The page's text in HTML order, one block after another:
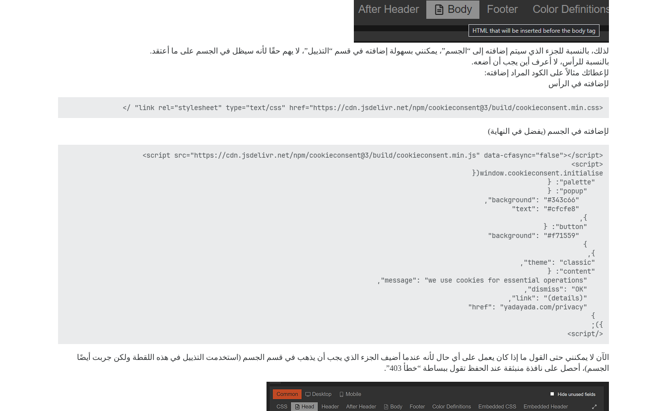
لذلك، بالنسبة للجزء الذي سيتم إضافته إلى “الجسم”، يمكنني بسهولة إضافته في قسم “التذييل”، لا يهم حقًا لأنه سيظل في الجسم على ما أعتقد.
بالنسبة للرأس، لا أعرف أين يجب أن أضعه.
لإعطائك مثالاً على الكود المراد إضافته:
لإضافته في الرأس
<link rel="stylesheet" type="text/css" href="https://cdn.jsdelivr.net/npm/cookieconsent@3/build/cookieconsent.min.css" />
لإضافته في الجسم (يفضل في النهاية)
</script>
الآن لا يمكنني حتى القول ما إذا كان يعمل على أي حال لأنه عندما أضيف الجزء الذي يجب أن يذهب في قسم الجسم (استخدمت التذييل في هذه اللقطة ولكن جربت أيضًا
الجسم)، أحصل على نافذة منبثقة عند الحفظ تقول ببساطة “خطأ 403”.